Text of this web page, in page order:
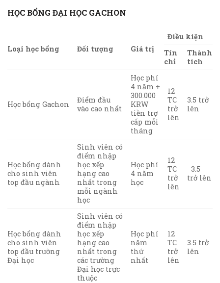
HỌC BỔNG ĐẠI HỌC GACHON
Loại học bổng Đối tượng Giá trị
Điều kiện
Tín
chỉ
Thành
tích
Học bổng Gachon
Điểm đầu
vào cao nhất
Học phí
4 năm +
300.000
KRW
tiền trợ
cấp mỗi
tháng
12
TC
trở
lên
3.5 trở
lên
Học bổng dành
cho sinh viên
top đầu ngành
Sinh viên có
điểm nhập
học xếp
hạng cao
nhất trong
mỗi ngành
học
Học phí
4 năm
học
12
TC
trở
lên
3.5
trở lên
Học bổng dành
cho sinh viên
top đầu trường
Đại học
Sinh viên có
điểm nhập
học xếp
hạng cao
nhất trong
các trường
Đại học trực
thuộc
Học phí
năm
thứ
nhất
12
TC
trở
lên
3.5 trở
lên